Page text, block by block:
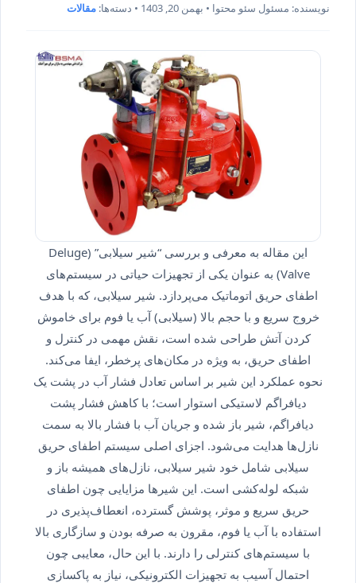
نویسنده: مسئول سئو محتوا • بهمن 20, 1403 • دسته‌ها: مقالات
این مقاله به معرفی و بررسی “شیر سیلابی” (Deluge
Valve) به عنوان یکی از تجهیزات حیاتی در سیستم‌های
اطفای حریق اتوماتیک می‌پردازد. شیر سیلابی، که با هدف
خروج سریع و با حجم بالا (سیلابی) آب یا فوم برای خاموش
کردن آتش طراحی شده است، نقش مهمی در کنترل و
اطفای حریق، به ویژه در مکان‌های پرخطر، ایفا می‌کند.
نحوه عملکرد این شیر بر اساس تعادل فشار آب در پشت یک
دیافراگم لاستیکی استوار است؛ با کاهش فشار پشت
دیافراگم، شیر باز شده و جریان آب با فشار بالا به سمت
نازل‌ها هدایت می‌شود. اجزای اصلی سیستم اطفای حریق
سیلابی شامل خود شیر سیلابی، نازل‌های همیشه باز و
شبکه لوله‌کشی است. این شیرها مزایایی چون اطفای
حریق سریع و موثر، پوشش گسترده، انعطاف‌پذیری در
استفاده با آب یا فوم، مقرون به صرفه بودن و سازگاری بالا
با سیستم‌های کنترلی را دارند. با این حال، معایبی چون
احتمال آسیب به تجهیزات الکترونیکی، نیاز به پاکسازی